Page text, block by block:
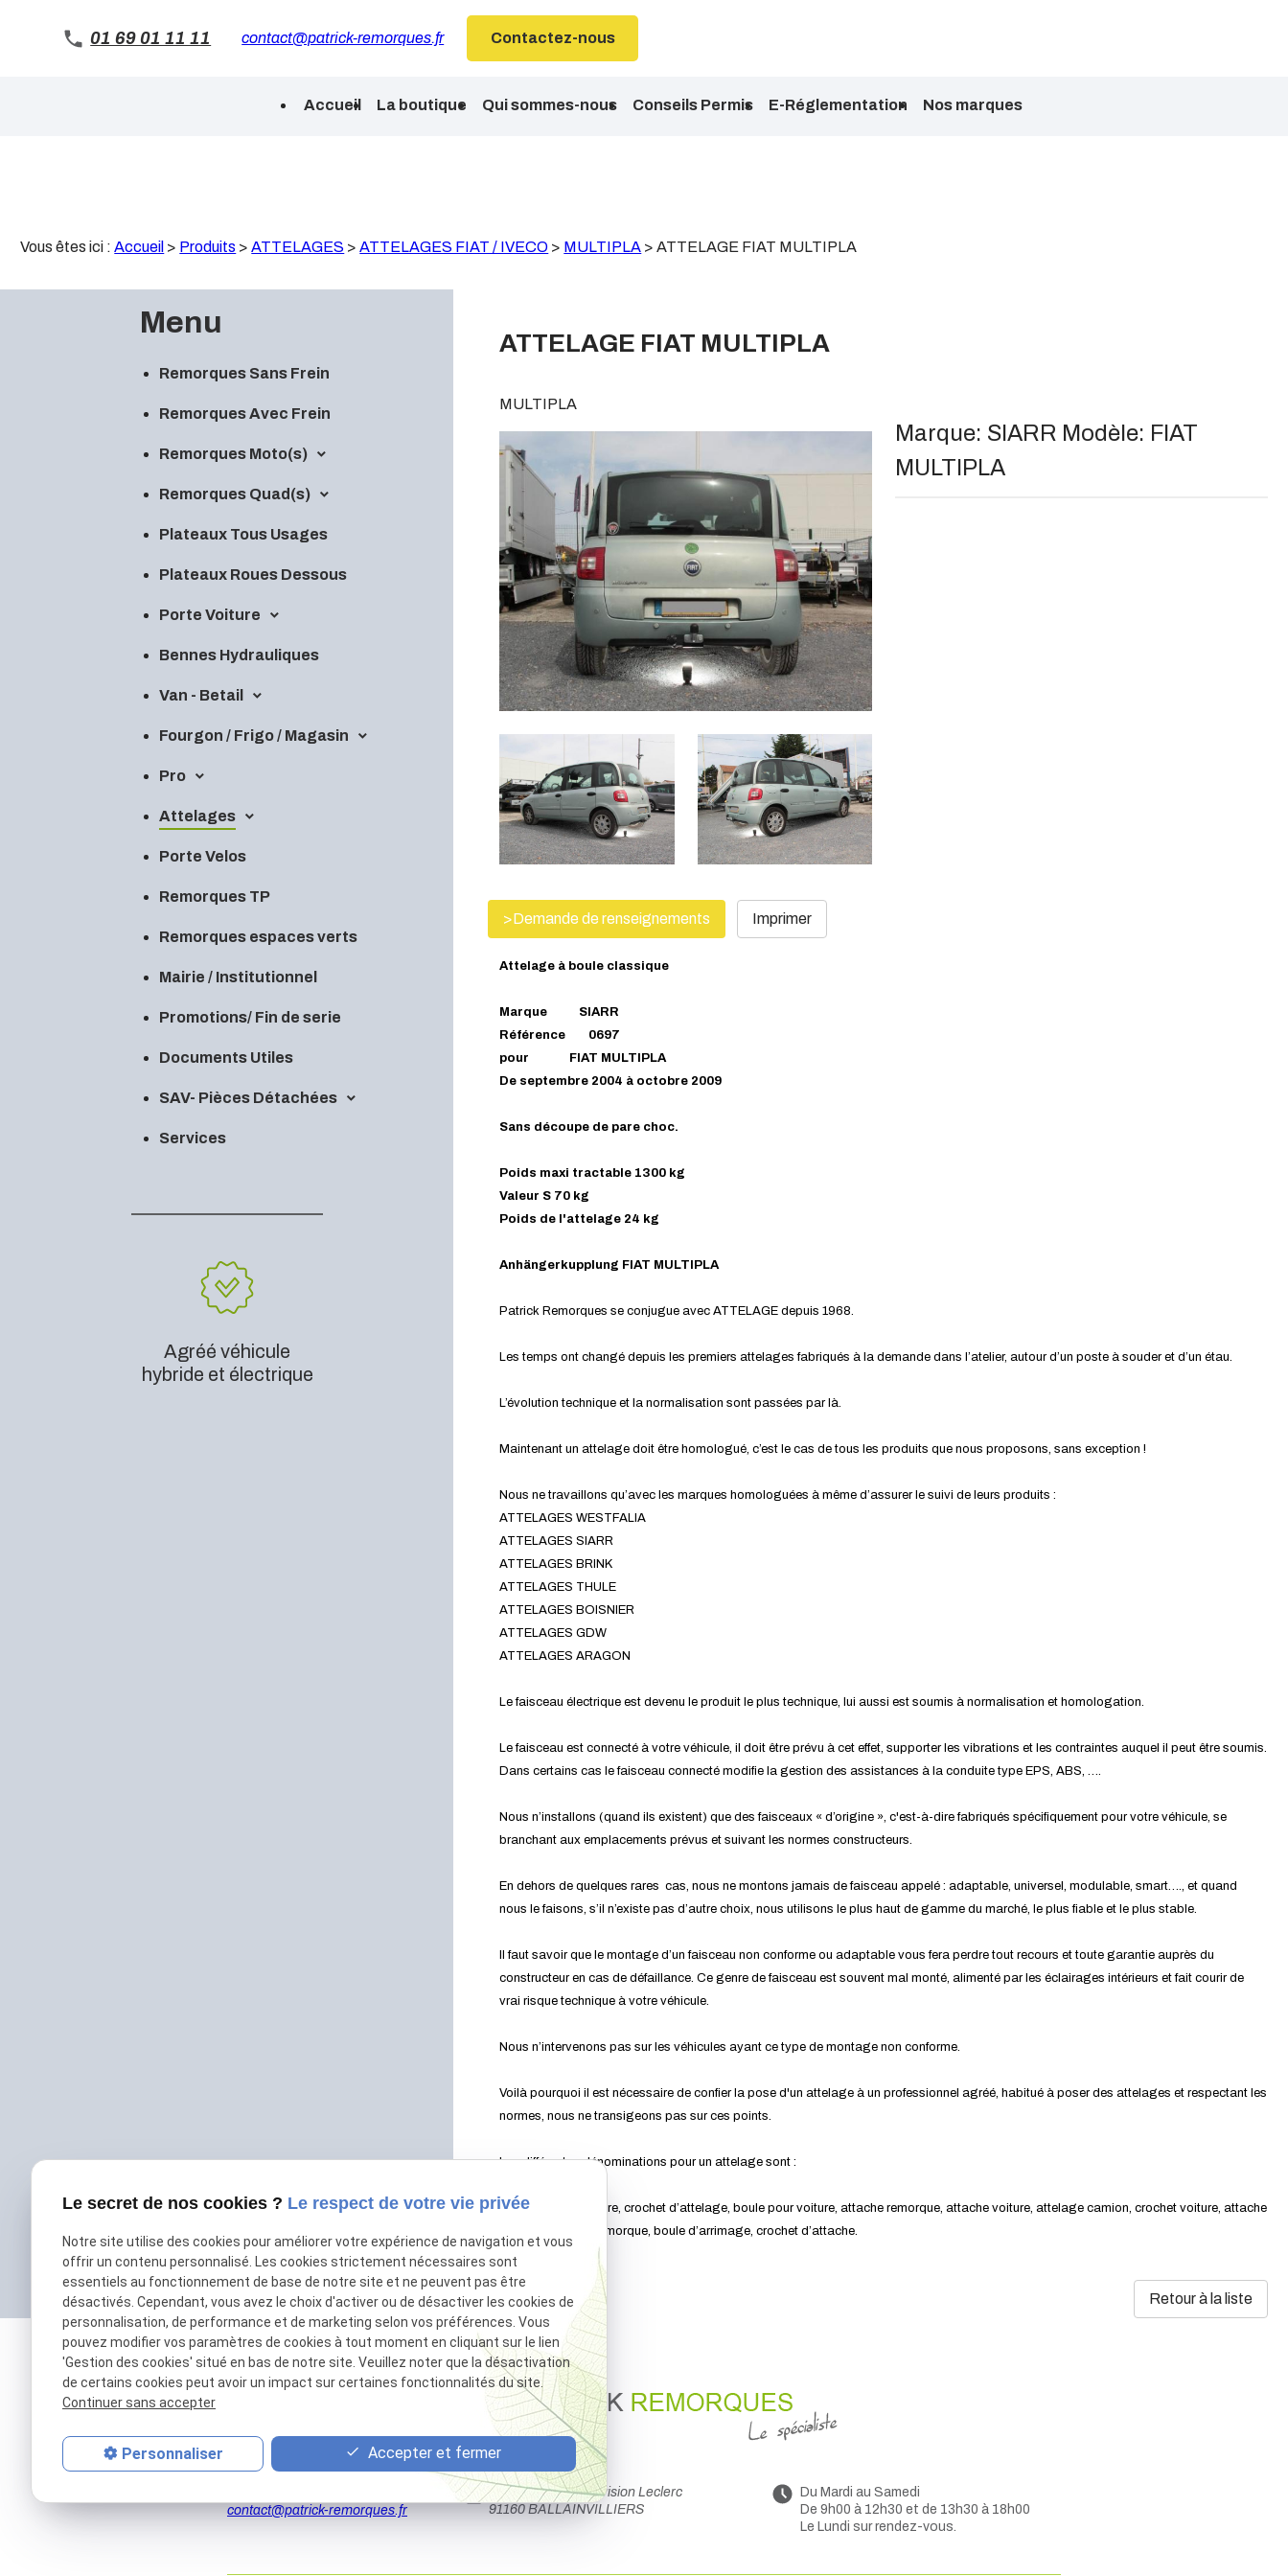
01 69 01 11 11 contact@patrick-remorques.fr Contactez-nous
Accueil La boutique Qui sommes-nous Conseils Permis E-Réglementation Nos marques
Vous êtes ici :Accueil > Produits >ATTELAGES >ATTELAGES FIAT / IVECO > MULTIPLA >ATTELAGE FIAT MULTIPLA
Menu
Remorques Sans Frein
Remorques Avec Frein
Remorques Moto(s)
Remorques Quad(s)
Plateaux Tous Usages
Plateaux Roues Dessous
Porte Voiture
Bennes Hydrauliques
Van - Betail
Fourgon / Frigo / Magasin
Pro
Attelages
Porte Velos
Remorques TP
Remorques espaces verts
Mairie / Institutionnel
Promotions/ Fin de serie
Documents Utiles
SAV- Pièces Détachées
Services
Agréé véhicule
hybride et électrique
ATTELAGE FIAT MULTIPLA
MULTIPLA
Marque: SIARR Modèle: FIAT
MULTIPLA
>Demande de renseignements Imprimer
Attelage à boule classique
Marque SIARR
Référence 0697
pour FIAT MULTIPLA
De septembre 2004 à octobre 2009
Sans découpe de pare choc.
Poids maxi tractable 1300 kg
Valeur S 70 kg
Poids de l'attelage 24 kg
Anhängerkupplung FIAT MULTIPLA
Patrick Remorques se conjugue avec ATTELAGE depuis 1968.
Les temps ont changé depuis les premiers attelages fabriqués à la demande dans l’atelier, autour d’un poste à souder et d’un étau.
L’évolution technique et la normalisation sont passées par là.
Maintenant un attelage doit être homologué, c’est le cas de tous les produits que nous proposons, sans exception !
Nous ne travaillons qu’avec les marques homologuées à même d’assurer le suivi de leurs produits :
ATTELAGES WESTFALIA
ATTELAGES SIARR
ATTELAGES BRINK
ATTELAGES THULE
ATTELAGES BOISNIER
ATTELAGES GDW
ATTELAGES ARAGON
Le faisceau électrique est devenu le produit le plus technique, lui aussi est soumis à normalisation et homologation.
Le faisceau est connecté à votre véhicule, il doit être prévu à cet effet, supporter les vibrations et les contraintes auquel il peut être soumis.
Dans certains cas le faisceau connecté modifie la gestion des assistances à la conduite type EPS, ABS, ….
Nous n’installons (quand ils existent) que des faisceaux « d’origine », c'est-à-dire fabriqués spécifiquement pour votre véhicule, se
branchant aux emplacements prévus et suivant les normes constructeurs.
En dehors de quelques rares cas, nous ne montons jamais de faisceau appelé : adaptable, universel, modulable, smart…., et quand
nous le faisons, s’il n’existe pas d’autre choix, nous utilisons le plus haut de gamme du marché, le plus fiable et le plus stable.
Il faut savoir que le montage d’un faisceau non conforme ou adaptable vous fera perdre tout recours et toute garantie auprès du
constructeur en cas de défaillance. Ce genre de faisceau est souvent mal monté, alimenté par les éclairages intérieurs et fait courir de
vrai risque technique à votre véhicule.
Nous n’intervenons pas sur les véhicules ayant ce type de montage non conforme.
Voilà pourquoi il est nécessaire de confier la pose d'un attelage à un professionnel agréé, habitué à poser des attelages et respectant les
normes, nous ne transigeons pas sur ces points.
Les différentes dénominations pour un attelage sont :
Attelage pour voiture, crochet d’attelage, boule pour voiture, attache remorque, attache voiture, attelage camion, crochet voiture, attache
auto, boule pour remorque, boule d’arrimage, crochet d’attache.
Retour à la liste
contact@patrick-remorques.fr
44 Avenue de la Division Leclerc
91160 BALLAINVILLIERS
Du Mardi au Samedi
De 9h00 à 12h30 et de 13h30 à 18h00
Le Lundi sur rendez-vous.
Le secret de nos cookies ? Le respect de votre vie privée
Notre site utilise des cookies pour améliorer votre expérience de navigation et vous
offrir un contenu personnalisé. Les cookies strictement nécessaires sont
essentiels au fonctionnement de base de notre site et ne peuvent pas être
désactivés. Cependant, vous avez le choix d'activer ou de désactiver les cookies de
personnalisation, de performance et de marketing selon vos préférences. Vous
pouvez modifier vos paramètres de cookies à tout moment en cliquant sur le lien
'Gestion des cookies' situé en bas de notre site. Veuillez noter que la désactivation
de certains cookies peut avoir un impact sur certaines fonctionnalités du site.
Continuer sans accepter
Personnaliser Accepter et fermer